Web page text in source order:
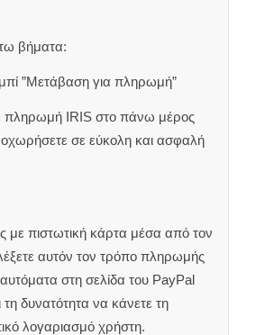
βήματα:
”Μετάβαση για πληρωμή”
πληρωμή IRIS στο πάνω μέρος
σε εύκολη και ασφαλή
με πιστωτική κάρτα μέσα από τον
αυτόν τον τρόπο πληρωμής
στη σελίδα του PayPal
δυνατότητα να κάνετε τη
λογαριασμό χρήστη.